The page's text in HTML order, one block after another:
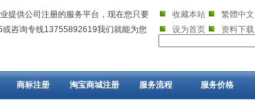
提供公司注册的服务平台，现在您只要
咨询专线13755892619我们就能为您
收藏本站
繁體中文
设为首页
资料下载
商标注册 淘宝商城注册 服务流程 服务价格